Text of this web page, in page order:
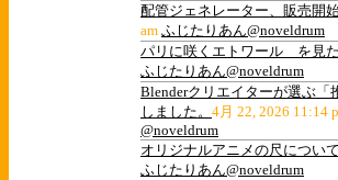
配管ジェネレーター、販売開始
am ふじたりあん@noveldrum
パリに咲くエトワール を見た
ふじたりあん@noveldrum
Blenderクリエイターが選ぶ
しました。 4月 22, 2026 11:14
@noveldrum
オリジナルアニメの尺について
ふじたりあん@noveldrum